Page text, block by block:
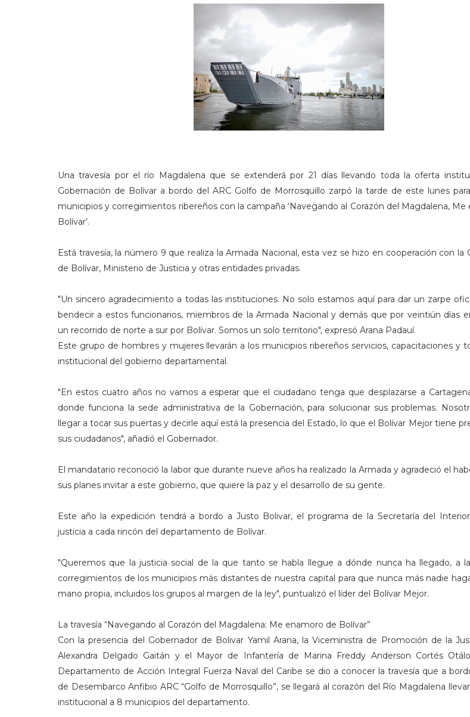
Una travesía por el río Magdalena que se extenderá por 21 días llevando toda la oferta
Gobernación de Bolívar a bordo del ARC Golfo de Morrosquillo zarpó la tarde de este lunes
municipios y corregimientos ribereños con la campaña ‘Navegando al Corazón del Magdalena,
Bolívar’.
Está travesía, la número 9 que realiza la Armada Nacional, esta vez se hizo en cooperación con la
de Bolívar, Ministerio de Justicia y otras entidades privadas.
"Un sincero agradecimiento a todas las instituciones. No solo estamos aquí para dar un zarpe
bendecir a estos funcionarios, miembros de la Armada Nacional y demás que por veintiún días
un recorrido de norte a sur por Bolívar. Somos un solo territorio", expresó Arana Padauí.
Este grupo de hombres y mujeres llevarán a los municipios ribereños servicios, capacitaciones y
institucional del gobierno departamental.
"En estos cuatro años no vamos a esperar que el ciudadano tenga que desplazarse a
donde funciona la sede administrativa de la Gobernación, para solucionar sus problemas.
llegar a tocar sus puertas y decirle aquí está la presencia del Estado, lo que el Bolívar Mejor tiene
sus ciudadanos", añadió el Gobernador.
El mandatario reconoció la labor que durante nueve años ha realizado la Armada y agradeció el
sus planes invitar a este gobierno, que quiere la paz y el desarrollo de su gente.
Este año la expedición tendrá a bordo a Justo Bolivar, el programa de la Secretaría del
justicia a cada rincón del departamento de Bolívar.
"Queremos que la justicia social de la que tanto se habla llegue a dónde nunca ha llegado, a
corregimientos de los municipios más distantes de nuestra capital para que nunca más nadie
mano propia, incluidos los grupos al margen de la ley", puntualizó el líder del Bolívar Mejor.
La travesía “Navegando al Corazón del Magdalena: Me enamoro de Bolívar”
Con la presencia del Gobernador de Bolivar Yamil Arana, la Viceministra de Promoción de la
Alexandra Delgado Gaitán y el Mayor de Infantería de Marina Freddy Anderson Cortés
Departamento de Acción Integral Fuerza Naval del Caribe se dio a conocer la travesía que a
de Desembarco Anfibio ARC “Golfo de Morrosquillo”, se llegará al corazón del Río Magdalena
institucional a 8 municipios del departamento.